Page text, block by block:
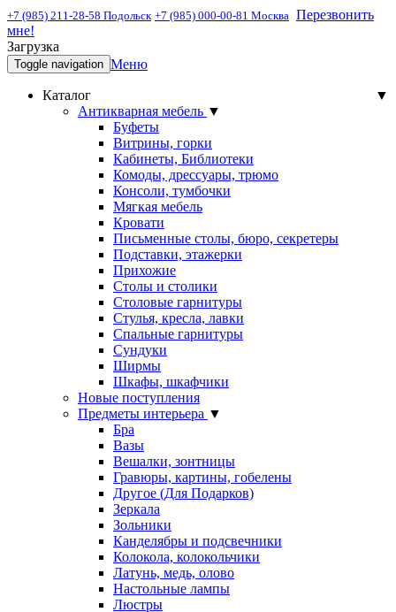
+7 (985) 211-28-58 Подольск +7 (985) 000-00-81 Москва Перезвонить
мне!
Загрузка
Toggle navigation Меню
Каталог
▼
Антикварная мебель ▼
Буфеты
Витрины, горки
Кабинеты, Библиотеки
Комоды, дрессуары, трюмо
Консоли, тумбочки
Мягкая мебель
Кровати
Письменные столы, бюро, секретеры
Подставки, этажерки
Прихожие
Столы и столики
Столовые гарнитуры
Стулья, кресла, лавки
Спальные гарнитуры
Сундуки
Ширмы
Шкафы, шкафчики
Новые поступления
Предметы интерьера ▼
Бра
Вазы
Вешалки, зонтницы
Гравюры, картины, гобелены
Другое (Для Подарков)
Зеркала
Зольники
Канделябры и подсвечники
Колокола, колокольчики
Латунь, медь, олово
Настольные лампы
Люстры